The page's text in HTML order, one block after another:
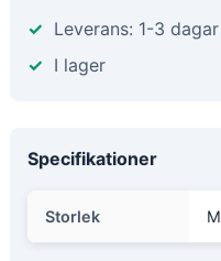
Leverans: 1-3 dagar
I lager
Specifikationer
Storlek M